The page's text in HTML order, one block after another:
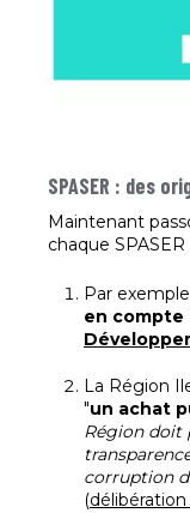
SPASER : des
Maintenant
chaque
Par
en compte
La Région
"un achat
Région doit
corruption
(